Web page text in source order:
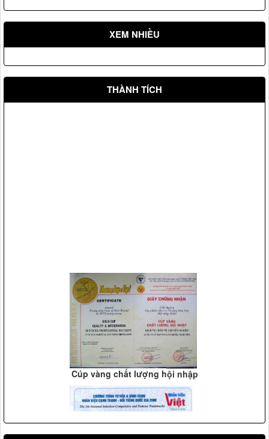
Phạm Gia Khiêm(2005)
Vệ sỹ Võ Đường Ngọc Hòa bảo vệ Đ/c phó chủ tịch nước
XEM NHIỀU
THÀNH TÍCH
Cúp vàng chất lượng hội nhập